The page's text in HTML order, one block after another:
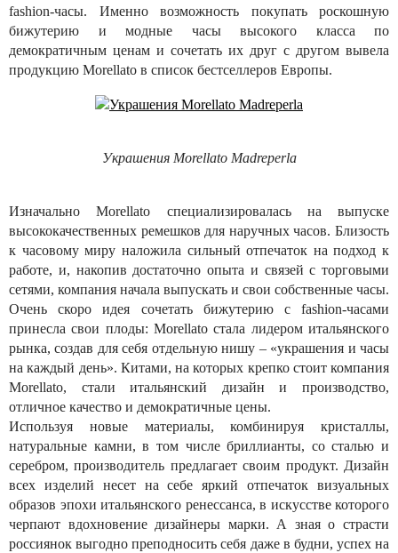
fashion-часы. Именно возможность покупать роскошную
бижутерию и модные часы высокого класса по
демократичным ценам и сочетать их друг с другом вывела
продукцию Morellato в список бестселлеров Европы.
Украшения Morellato Madreperla
Изначально Morellato специализировалась на выпуске
высококачественных ремешков для наручных часов. Близость
к часовому миру наложила сильный отпечаток на подход к
работе, и, накопив достаточно опыта и связей с торговыми
сетями, компания начала выпускать и свои собственные часы.
Очень скоро идея сочетать бижутерию с fashion-часами
принесла свои плоды: Morellato стала лидером итальянского
рынка, создав для себя отдельную нишу – «украшения и часы
на каждый день». Китами, на которых крепко стоит компания
Morellato, стали итальянский дизайн и производство,
отличное качество и демократичные цены.
Используя новые материалы, комбинируя кристаллы,
натуральные камни, в том числе бриллианты, со сталью и
серебром, производитель предлагает своим продукт. Дизайн
всех изделий несет на себе яркий отпечаток визуальных
образов эпохи итальянского ренессанса, в искусстве которого
черпают вдохновение дизайнеры марки. А зная о страсти
россиянок выгодно преподносить себя даже в будни, успех на